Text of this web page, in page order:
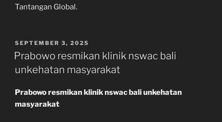
Tantangan Global.
POSTED
ON
SEPTEMBER 3, 2025
Prabowo resmikan klinik nswac bali
unkehatan masyarakat
Prabowo resmikan klinik nswac bali unkehatan
masyarakat